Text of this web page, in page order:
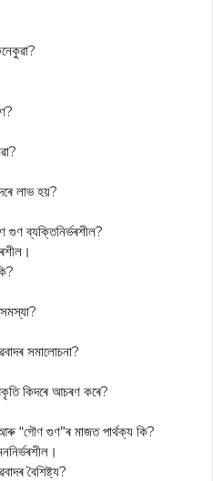
লাভ হয়?
গুণ ব্যক্তিনির্ভৰশীল?
সমালোচনা?
কিদৰে আচৰণ কৰে?
আৰু “গৌণ গুণ”ৰ মাজত পার্থক্য কি?
বৈশিষ্ট্য?